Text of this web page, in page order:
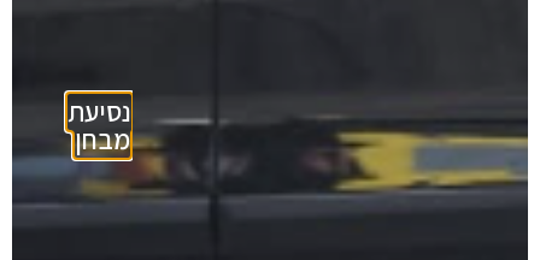
נסיעת
מבחן